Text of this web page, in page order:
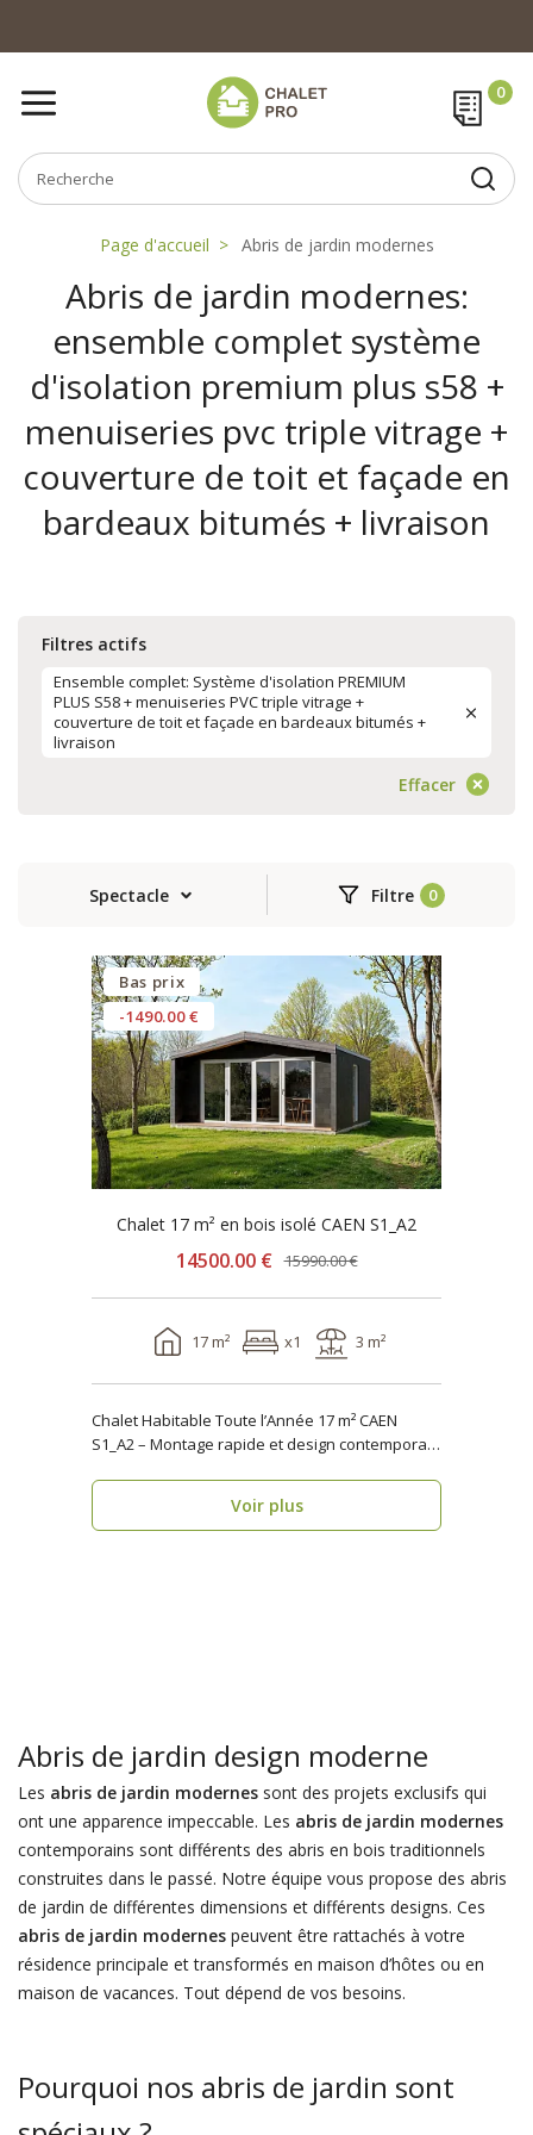
Page d'accueil Abris de jardin modernes
Abris de jardin modernes:
ensemble complet système
d'isolation premium plus s58 +
menuiseries pvc triple vitrage +
couverture de toit et façade en
bardeaux bitumés + livraison
Filtres actifs
Ensemble complet: Système d'isolation PREMIUM
PLUS S58 + menuiseries PVC triple vitrage +
couverture de toit et façade en bardeaux bitumés +
livraison
Effacer
Spectacle Filtre
Bas prix
-1490.00 €
Chalet 17 m² en bois isolé CAEN S1_A2
14500.00 € 15990.00 €
17 m² x1 3 m²
Chalet Habitable Toute l’Année 17 m² CAEN
S1_A2 – Montage rapide et design contemporain
Voir plus
Abris de jardin design moderne
Les abris de jardin modernessont des projets exclusifs qui
ont une apparence impeccable. Les abris de jardin modernes
contemporains sont différents des abris en bois traditionnels
construites dans le passé. Notre équipe vous propose des abris
de jardin de différentes dimensions et différents designs. Ces
abris de jardin modernespeuvent être rattachés à votre
résidence principale et transformés en maison d’hôtes ou en
maison de vacances. Tout dépend de vos besoins.
Pourquoi nos abris de jardin sont